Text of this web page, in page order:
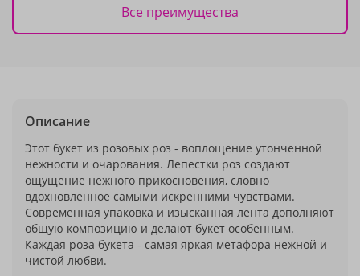
Все преимущества
Описание
Этот букет из розовых роз - воплощение утонченной
нежности и очарования. Лепестки роз создают
ощущение нежного прикосновения, словно
вдохновленное самыми искренними чувствами.
Современная упаковка и изысканная лента дополняют
общую композицию и делают букет особенным.
Каждая роза букета - самая яркая метафора нежной и
чистой любви.